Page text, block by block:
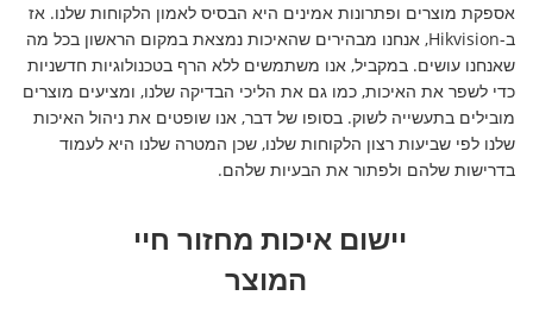
אספקת מוצרים ופתרונות אמינים היא הבסיס לאמון הלקוחות שלנו. אז
ב-Hikvision, אנחנו מבהירים שהאיכות נמצאת במקום הראשון בכל מה
שאנחנו עושים. במקביל, אנו משתמשים ללא הרף בטכנולוגיות חדשניות
כדי לשפר את האיכות, כמו גם את הליכי הבדיקה שלנו, ומציעים מוצרים
מובילים בתעשייה לשוק. בסופו של דבר, אנו שופטים את ניהול האיכות
שלנו לפי שביעות רצון הלקוחות שלנו, שכן המטרה שלנו היא לעמוד
בדרישות שלהם ולפתור את הבעיות שלהם.
המוצר